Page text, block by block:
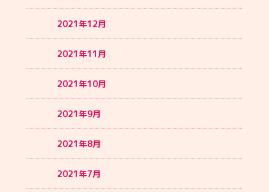
2021年12月
2021年11月
2021年10月
2021年9月
2021年8月
2021年7月